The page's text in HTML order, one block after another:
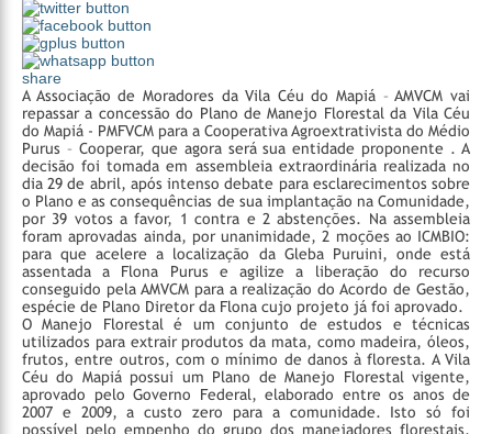
share
A Associação de Moradores da Vila Céu do Mapiá – AMVCM vai
repassar a concessão do Plano de Manejo Florestal da Vila Céu
do Mapiá - PMFVCM para a Cooperativa Agroextrativista do Médio
Purus – Cooperar, que agora será sua entidade proponente . A
decisão foi tomada em assembleia extraordinária realizada no
dia 29 de abril, após intenso debate para esclarecimentos sobre
o Plano e as consequências de sua implantação na Comunidade,
por 39 votos a favor, 1 contra e 2 abstenções. Na assembleia
foram aprovadas ainda, por unanimidade, 2 moções ao ICMBIO:
para que acelere a localização da Gleba Puruini, onde está
assentada a Flona Purus e agilize a liberação do recurso
conseguido pela AMVCM para a realização do Acordo de Gestão,
espécie de Plano Diretor da Flona cujo projeto já foi aprovado.
O Manejo Florestal é um conjunto de estudos e técnicas
utilizados para extrair produtos da mata, como madeira, óleos,
frutos, entre outros, com o mínimo de danos à floresta. A Vila
Céu do Mapiá possui um Plano de Manejo Florestal vigente,
aprovado pelo Governo Federal, elaborado entre os anos de
2007 e 2009, a custo zero para a comunidade. Isto só foi
possível pelo empenho do grupo dos manejadores florestais,